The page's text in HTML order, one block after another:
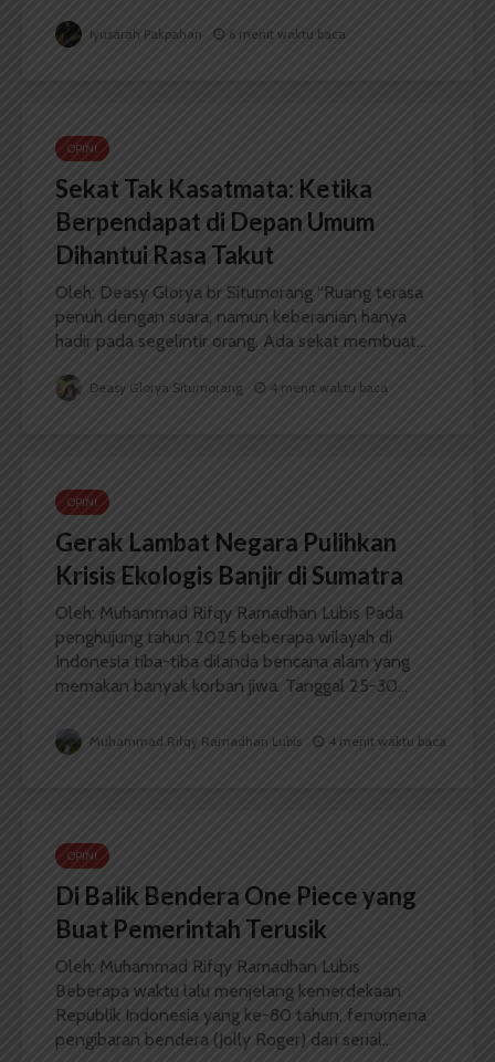
Iyusarah Pakpahan 6 menit waktu baca
OPINI
Sekat Tak Kasatmata: Ketika
Berpendapat di Depan Umum
Dihantui Rasa Takut
Oleh: Deasy Glorya br Situmorang “Ruang terasa
penuh dengan suara, namun keberanian hanya
hadir pada segelintir orang. Ada sekat membuat...
Deasy Glorya Situmorang 4 menit waktu baca
OPINI
Gerak Lambat Negara Pulihkan
Krisis Ekologis Banjir di Sumatra
Oleh: Muhammad Rifqy Ramadhan Lubis Pada
penghujung tahun 2025 beberapa wilayah di
Indonesia tiba-tiba dilanda bencana alam yang
memakan banyak korban jiwa. Tanggal 25-30...
Muhammad Rifqy Ramadhan Lubis 4 menit waktu baca
OPINI
Di Balik Bendera One Piece yang
Buat Pemerintah Terusik
Oleh: Muhammad Rifqy Ramadhan Lubis
Beberapa waktu lalu menjelang kemerdekaan
Republik Indonesia yang ke-80 tahun, fenomena
pengibaran bendera (Jolly Roger) dari serial...